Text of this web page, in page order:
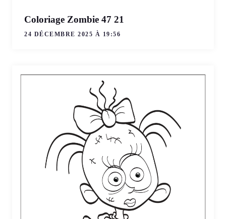
Coloriage Zombie 47 21
24 DÉCEMBRE 2025 À 19:56